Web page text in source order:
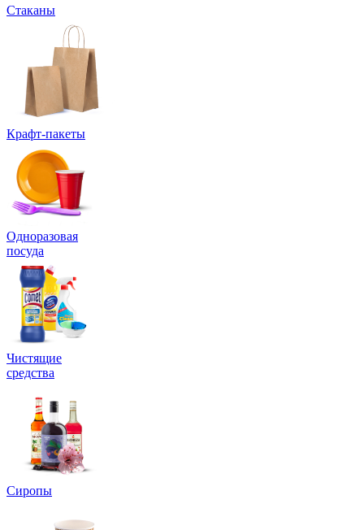
Стаканы
Крафт-пакеты
Одноразовая
посуда
Чистящие
средства
Сиропы